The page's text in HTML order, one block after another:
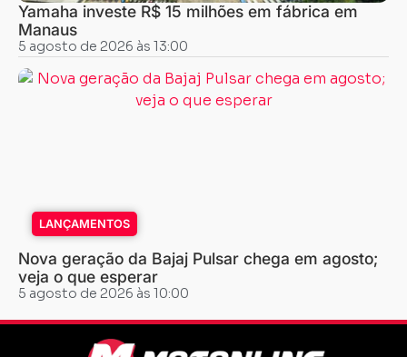
Yamaha investe R$ 15 milhões em fábrica em
Manaus
5 agosto de 2026 às 13:00
LANÇAMENTOS
Nova geração da Bajaj Pulsar chega em agosto;
veja o que esperar
5 agosto de 2026 às 10:00